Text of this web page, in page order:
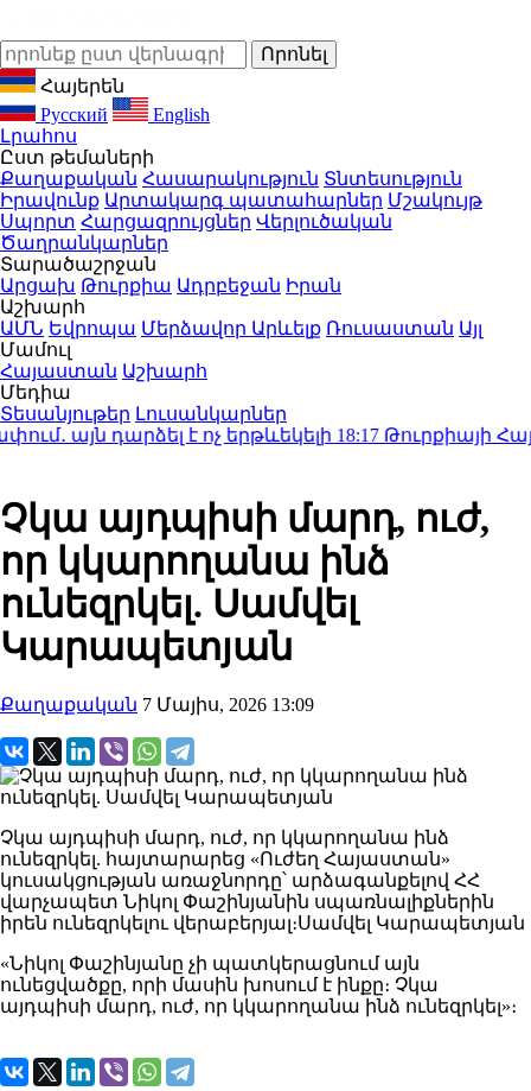
Հայերեն
Русский
English
Լրահոս
Ըստ թեմաների
Քաղաքական Հասարակություն Տնտեսություն
Իրավունք Արտակարգ պատահարներ Մշակույթ
Սպորտ Հարցազրույցներ Վերլուծական
Ծաղրանկարներ
Տարածաշրջան
Արցախ Թուրքիա Ադրբեջան Իրան
Աշխարհ
ԱՄՆ Եվրոպա Մերձավոր Արևելք Ռուսաստան Այլ
Մամուլ
Հայաստան Աշխարհ
Մեդիա
Տեսանյութեր Լուսանկարներ
դարձել է ոչ երթևեկելի18:17Թուրքիայի Հայոց
Չկա այդպիսի մարդ, ուժ,
որ կկարողանա ինձ
ունեզրկել. Սամվել
Կարապետյան
Քաղաքական 7 Մայիս, 2026 13:09
Չկա այդպիսի մարդ, ուժ, որ կկարողանա ինձ
ունեզրկել. հայտարարեց «Ուժեղ Հայաստան»
կուսակցության առաջնորդը՝ արձագանքելով ՀՀ
վարչապետ Նիկոլ Փաշինյանին սպառնալիքներին
իրեն ունեզրկելու վերաբերյալ։Սամվել Կարապետյան
«Նիկոլ Փաշինյանը չի պատկերացնում այն
ունեցվածքը, որի մասին խոսում է ինքը։ Չկա
այդպիսի մարդ, ուժ, որ կկարողանա ինձ ունեզրկել»։